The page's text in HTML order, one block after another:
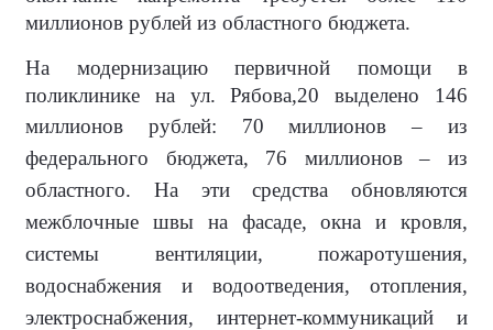
миллионов рублей из областного бюджета.
На модернизацию первичной помощи в
поликлинике на ул. Рябова,20 выделено 146
миллионов рублей: 70 миллионов– из
федерального бюджета, 76 миллионов – из
областного. На эти средства обновляются
межблочные швы на фасаде, окна и кровля,
системы вентиляции, пожаротушения,
водоснабжения и водоотведения, отопления,
электроснабжения, интернет-коммуникаций и